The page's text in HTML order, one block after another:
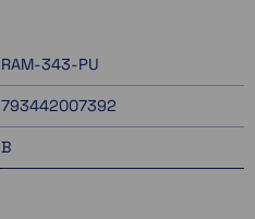
RAM-343-PU
793442007392
B